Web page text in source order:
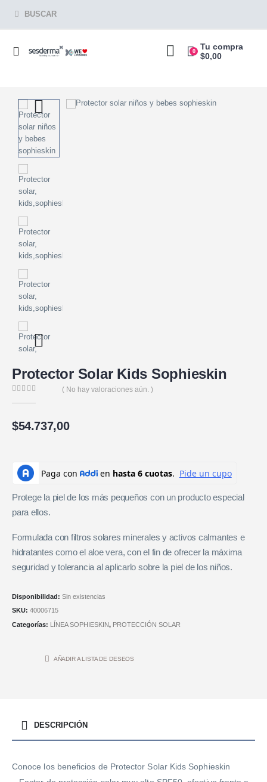
BUSCAR
0
Tu compra
$0,00
Protector Solar Kids Sophieskin
( No hay valoraciones aún. )
$54.737,00
Protege la piel de los más pequeños con un producto especial
para ellos.
Formulada con filtros solares minerales y activos calmantes e
hidratantes como el aloe vera, con el fin de ofrecer la máxima
seguridad y tolerancia al aplicarlo sobre la piel de los niños.
Disponibilidad: Sin existencias
SKU: 40006715
Categorías: LÍNEA SOPHIESKIN, PROTECCIÓN SOLAR
AÑADIR A LISTA DE DESEOS
DESCRIPCIÓN
Conoce los beneficios de Protector Solar Kids Sophieskin